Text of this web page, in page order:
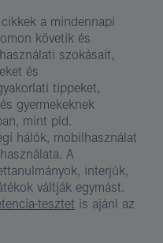
a mindennapi
követik és
szokásait,
és
tippeket,
gyermekeknek
mint pld.
hálók, mobilhasználat
A
interjúk,
váltják egymást.
tesztet is ajánl az